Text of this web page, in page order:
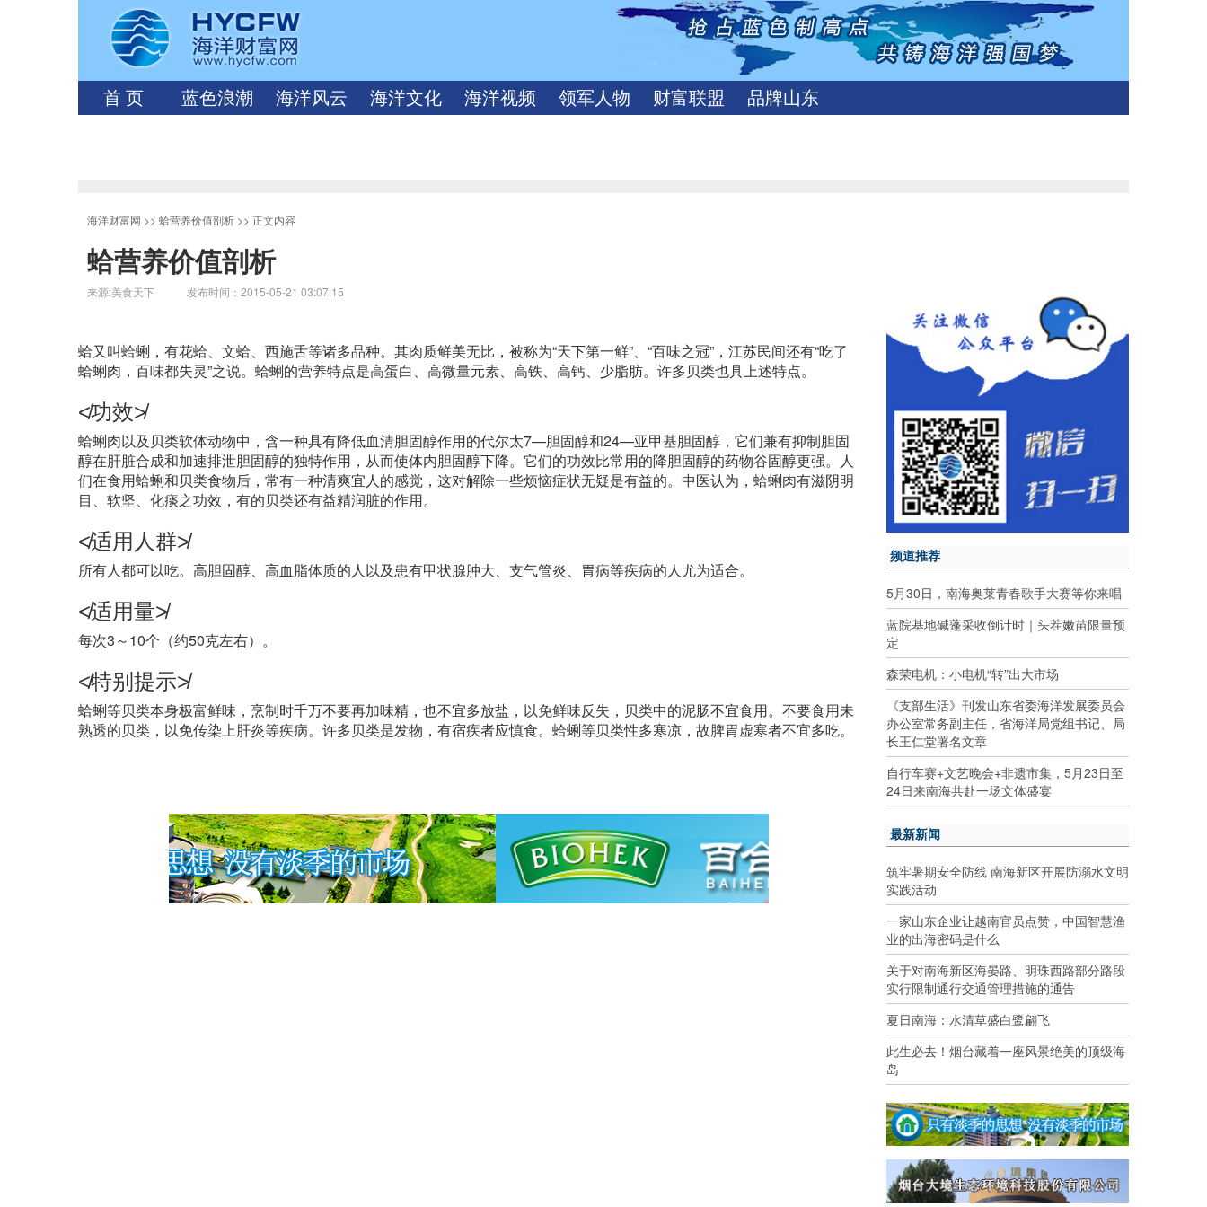
首 页 蓝色浪潮 海洋风云 海洋文化 海洋视频 领军人物 财富联盟 品牌山东
海洋财富网 >> 蛤营养价值剖析 >> 正文内容
蛤营养价值剖析
来源:美食天下 发布时间：2015-05-21 03:07:15
蛤又叫蛤蜊，有花蛤、文蛤、西施舌等诸多品种。其肉质鲜美无比，被称为“天下第一鲜”、“百味之冠”，江苏民间还有“吃了
蛤蜊肉，百味都失灵”之说。蛤蜊的营养特点是高蛋白、高微量元素、高铁、高钙、少脂肪。许多贝类也具上述特点。
≮功效≯
蛤蜊肉以及贝类软体动物中，含一种具有降低血清胆固醇作用的代尔太7—胆固醇和24—亚甲基胆固醇，它们兼有抑制胆固
醇在肝脏合成和加速排泄胆固醇的独特作用，从而使体内胆固醇下降。它们的功效比常用的降胆固醇的药物谷固醇更强。人
们在食用蛤蜊和贝类食物后，常有一种清爽宜人的感觉，这对解除一些烦恼症状无疑是有益的。中医认为，蛤蜊肉有滋阴明
目、软坚、化痰之功效，有的贝类还有益精润脏的作用。
≮适用人群≯
所有人都可以吃。高胆固醇、高血脂体质的人以及患有甲状腺肿大、支气管炎、胃病等疾病的人尤为适合。
≮适用量≯
每次3～10个（约50克左右）。
≮特别提示≯
蛤蜊等贝类本身极富鲜味，烹制时千万不要再加味精，也不宜多放盐，以免鲜味反失，贝类中的泥肠不宜食用。不要食用未
熟透的贝类，以免传染上肝炎等疾病。许多贝类是发物，有宿疾者应慎食。蛤蜊等贝类性多寒凉，故脾胃虚寒者不宜多吃。
频道推荐
5月30日，南海奥莱青春歌手大赛等你来唱
蓝院基地碱蓬采收倒计时｜头茬嫩苗限量预
定
森荣电机：小电机“转”出大市场
《支部生活》刊发山东省委海洋发展委员会
办公室常务副主任，省海洋局党组书记、局
长王仁堂署名文章
自行车赛+文艺晚会+非遗市集，5月23日至
24日来南海共赴一场文体盛宴
最新新闻
筑牢暑期安全防线 南海新区开展防溺水文明
实践活动
一家山东企业让越南官员点赞，中国智慧渔
业的出海密码是什么
关于对南海新区海晏路、明珠西路部分路段
实行限制通行交通管理措施的通告
夏日南海：水清草盛白鹭翩飞
此生必去！烟台藏着一座风景绝美的顶级海
岛